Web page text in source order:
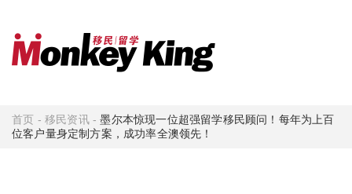
首页 -移民资讯-墨尔本惊现一位超强留学移民顾问！每年为上百
位客户量身定制方案，成功率全澳领先！